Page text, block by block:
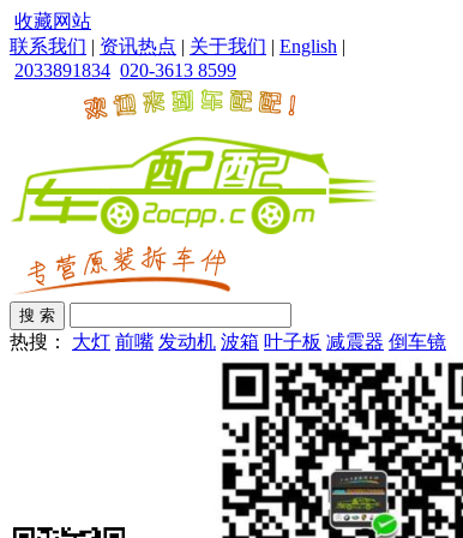
收藏网站
联系我们 | 资讯热点 | 关于我们 | English |
2033891834 020-3613 8599
热搜： 大灯 前嘴 发动机 波箱 叶子板 减震器 倒车镜